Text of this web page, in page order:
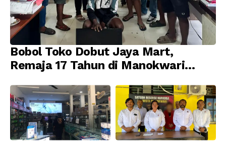
Bobol Toko Dobut Jaya Mart,
Remaja 17 Tahun di Manokwari
Jatanras Polda Papua Barat